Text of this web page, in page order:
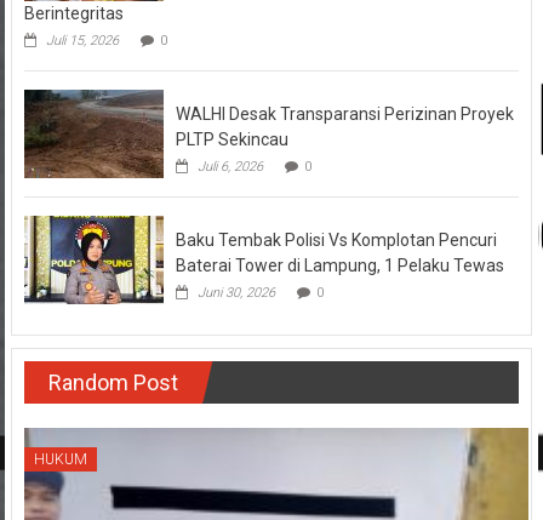
Berintegritas
Juli 15, 2026 0
WALHI Desak Transparansi Perizinan Proyek
PLTP Sekincau
Juli 6, 2026 0
Baku Tembak Polisi Vs Komplotan Pencuri
Baterai Tower di Lampung, 1 Pelaku Tewas
Juni 30, 2026 0
Random Post
HUKUM